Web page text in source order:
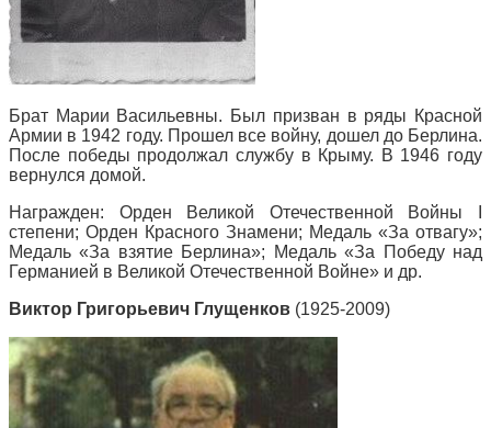
Брат Марии Васильевны. Был призван в ряды Красной
Армии в 1942 году. Прошел все войну, дошел до Берлина.
После победы продолжал службу в Крыму. В 1946 году
вернулся домой.
Награжден: Орден Великой Отечественной Войны I
степени; Орден Красного Знамени; Медаль «За отвагу»;
Медаль «За взятие Берлина»; Медаль «За Победу над
Германией в Великой Отечественной Войне» и др.
Виктор Григорьевич Глущенков (1925-2009)